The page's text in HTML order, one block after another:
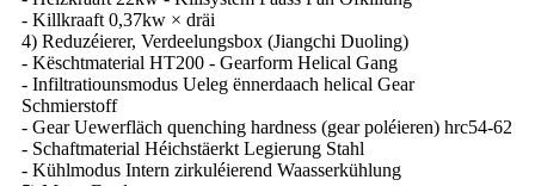
- Killkraaft 0,37kw × dräi
4) Reduzéierer, Verdeelungsbox (Jiangchi Duoling)
- Këschtmaterial HT200 - Gearform Helical Gang
- Infiltratiounsmodus Ueleg ënnerdaach helical Gear
Schmierstoff
- Gear Uewerfläch quenching hardness (gear poléieren) hrc54-62
- Schaftmaterial Héichstäerkt Legierung Stahl
- Kühlmodus Intern zirkuléierend Waasserkühlung